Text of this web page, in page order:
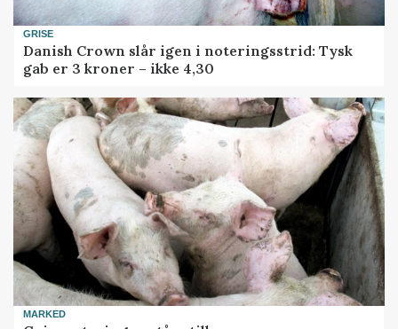
GRISE
Danish Crown slår igen i noteringsstrid: Tysk
gab er 3 kroner – ikke 4,30
MARKED